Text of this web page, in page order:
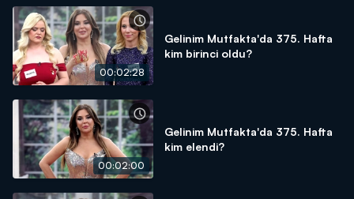
00:02:28
Gelinim Mutfakta'da 375. Hafta
kim birinci oldu?
00:02:00
Gelinim Mutfakta'da 375. Hafta
kim elendi?